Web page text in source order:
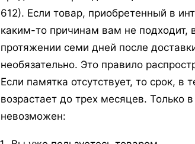
612). Если товар, приобретенный в
каким-то причинам вам не
протяжении семи дней после
необязательно. Это правило
Если памятка отсутствует, то срок,
возрастает до трех месяцев. Только
невозможен: